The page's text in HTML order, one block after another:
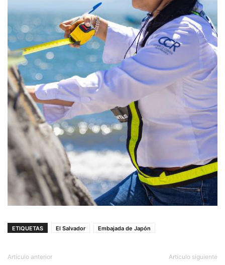
ETIQUETAS El Salvador Embajada de Japón
Artículo anterior Artículo siguiente